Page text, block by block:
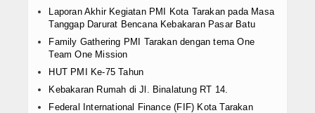
Download Area
Donasi Kemanusiaan
Semua Agenda
Laporan Akhir Kegiatan PMI Kota Tarakan pada Masa
Tanggap Darurat Bencana Kebakaran Pasar Batu
Family Gathering PMI Tarakan dengan tema One
Team One Mission
HUT PMI Ke-75 Tahun
Kebakaran Rumah di Jl. Binalatung RT 14.
Federal International Finance (FIF) Kota Tarakan